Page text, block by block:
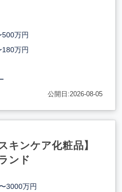
500万円
180万円
公開日:2026-08-05
キンケア化粧品】
ンド
3000万円